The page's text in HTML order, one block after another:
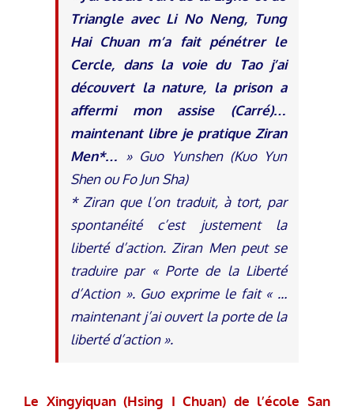
Triangle avec Li No Neng, Tung
Hai Chuan m’a fait pénétrer le
Cercle, dans la voie du Tao j’ai
découvert la nature, la prison a
affermi mon assise (Carré)…
maintenant libre je pratique Ziran
Men*… » Guo Yunshen (Kuo Yun
Shen ou Fo Jun Sha)
* Ziran que l’on traduit, à tort, par
spontanéité c’est justement la
liberté d’action. Ziran Men peut se
traduire par « Porte de la Liberté
d’Action ». Guo exprime le fait « …
maintenant j’ai ouvert la porte de la
liberté d’action ».
Le Xingyiquan (Hsing I Chuan) de l’école San